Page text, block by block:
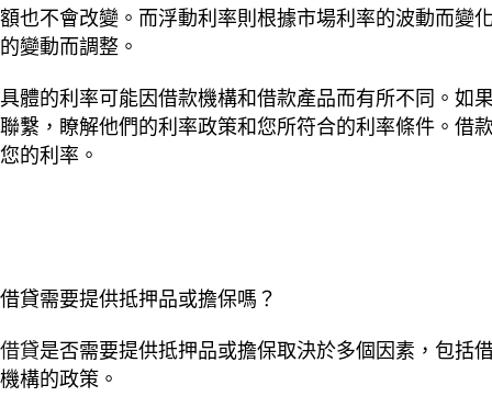
額也不會改變。而浮動利率則根據市場利率的波動而變
的變動而調整。
具體的利率可能因借款機構和借款產品而有所不同。如
聯繫，瞭解他們的利率政策和您所符合的利率條件。借
您的利率。
借貸需要提供抵押品或擔保嗎？
借貸是否需要提供抵押品或擔保取決於多個因素，包括
機構的政策。